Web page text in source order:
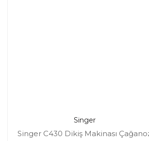
Singer
Singer C430 Dikiş Makinası